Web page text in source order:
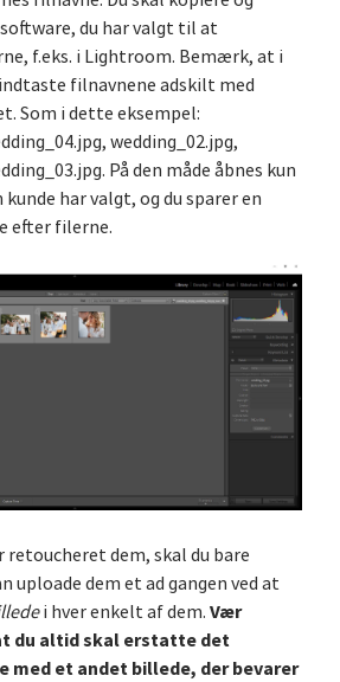
du har valgt til at
f.eks. i Lightroom. Bemærk, at i
filnavnene adskilt med
Som i dette eksempel:
wedding_02.jpg,
På den måde åbnes kun
har valgt, og du sparer en
efter filerne.
retoucheret dem, skal du bare
uploade dem et ad gangen ved at
i hver enkelt af dem. Vær
du altid skal erstatte det
med et andet billede, der bevarer